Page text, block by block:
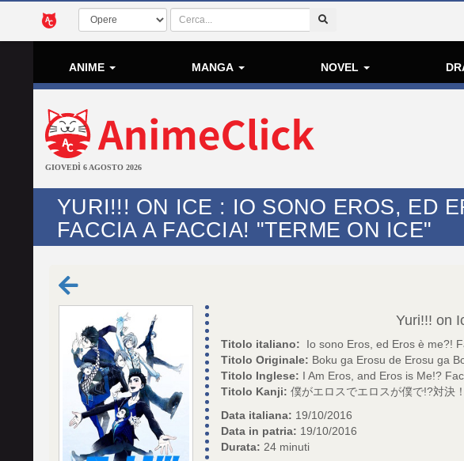
ANIME MANGA NOVEL
GIOVEDÌ 6 AGOSTO 2026
YURI!!! ON ICE : IO SONO EROS, ED
FACCIA A FACCIA! "TERME ON ICE"
Yuri!!! on
Titolo italiano:
Io sono Eros, ed Eros è me?!
Titolo Originale: Boku ga Erosu de Erosu ga
Titolo Inglese: I Am Eros, and Eros is Me!?
Titolo Kanji: 僕がエロスでエロスが僕で!?対決
Data italiana: 19/10/2016
Data in patria: 19/10/2016
Durata: 24 minuti